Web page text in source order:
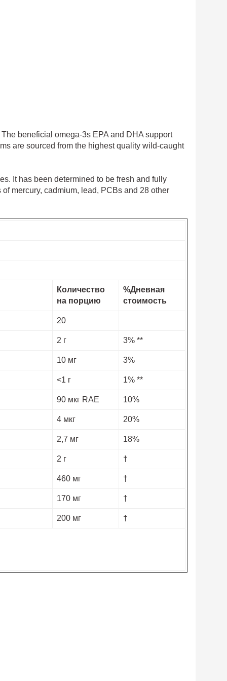
beneficial omega-3s EPA and DHA support
are sourced from the highest quality wild-caught
It has been determined to be fresh and fully
mercury, cadmium, lead, PCBs and 28 other
Количество
на порцию
%Дневная
стоимость
20
2 г 3% **
10 мг 3%
<1 г 1% **
90 мкг RAE 10%
4 мкг 20%
2,7 мг 18%
2 г †
460 мг †
170 мг †
200 мг †